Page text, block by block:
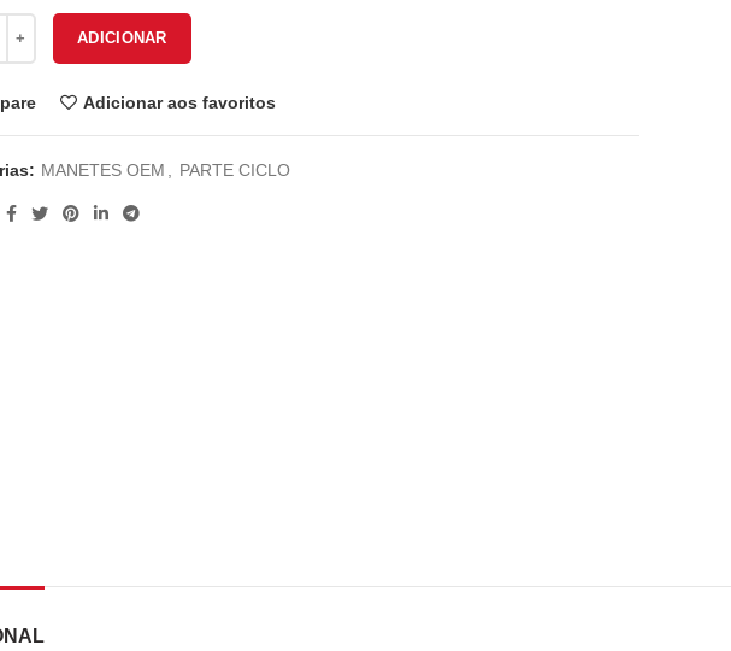
ADICIONAR
Adicionar aos favoritos
MANETES OEM PARTE CICLO